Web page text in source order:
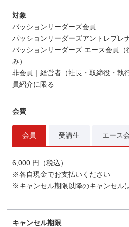
対象
パッションリーダーズ会員
パッションリーダーズアントレプレ
パッションリーダーズ エース会員（
み）
非会員｜経営者（社長・取締役・執
員紹介に限る
会費
会員 受講生 エース
6,000 円（税込）
※各自現金でお支払いください
※キャンセル期限以降のキャンセル
キャンセル期限